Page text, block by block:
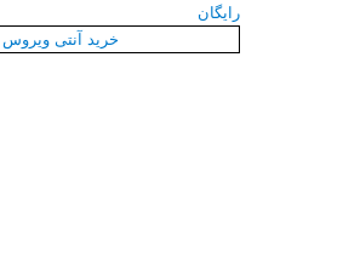
رایگان
خرید آنتی ویروس